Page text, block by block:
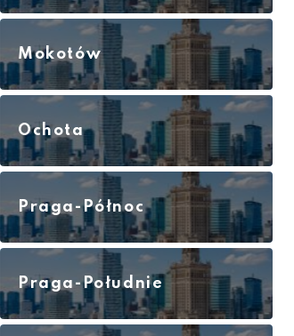
Mokotów
Ochota
Praga-Północ
Praga-Południe